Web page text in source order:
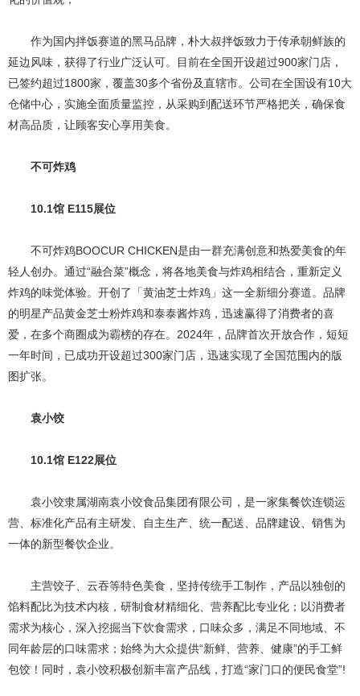
作为国内拌饭赛道的黑马品牌，朴大叔拌饭致力于传承朝鲜族的
延边风味，获得了行业广泛认可。目前在全国开设超过900家门店，
已签约超过1800家，覆盖30多个省份及直辖市。公司在全国设有10大
仓储中心，实施全面质量监控，从采购到配送环节严格把关，确保食
材高品质，让顾客安心享用美食。
不可炸鸡
10.1馆 E115展位
不可炸鸡BOOCUR CHICKEN是由一群充满创意和热爱美食的年
轻人创办。通过“融合菜”概念，将各地美食与炸鸡相结合，重新定义
炸鸡的味觉体验。开创了「黄油芝士炸鸡」这一全新细分赛道。品牌
的明星产品黄金芝士粉炸鸡和泰泰酱炸鸡，迅速赢得了消费者的喜
爱，在多个商圈成为霸榜的存在。2024年，品牌首次开放合作，短短
一年时间，已成功开设超过300家门店，迅速实现了全国范围内的版
图扩张。
袁小饺
10.1馆 E122展位
袁小饺隶属湖南袁小饺食品集团有限公司，是一家集餐饮连锁运
营、标准化产品有主研发、自主生产、统一配送、品牌建设、销售为
一体的新型餐饮企业。
主营饺子、云吞等特色美食，坚持传统手工制作，产品以独创的
馅料配比为技术内核，研制食材精细化、营养配比专业化；以消费者
需求为核心，深入挖掘当下饮食需求，口味众多，满足不同地域、不
同年龄层的口味需求；始终为大众提供“新鲜、营养、健康”的手工鲜
包饺！同时，袁小饺积极创新丰富产品线，打造“家门口的便民食堂”!